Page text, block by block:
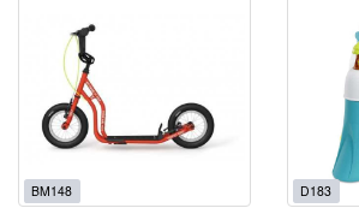
BM148 D183